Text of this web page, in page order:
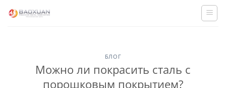
БЛОГ
Можно ли покрасить сталь с
порошковым покрытием?